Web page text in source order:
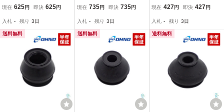
ツ コペン ミラ タント ブ
700S LA710S L350S L37
5S L250S L675S L685S
現在 625円 即決 625円
入札 - 残り 3日
ツ ステップワゴン フィッ
RK1 RK2 RK3 RK4 RG1
GD1 GD2 GD3 GD4 GB1
GB2
現在 735円 即決 735円
入札 - 残り 3日
ドカバー キューブ フィガ
10 Z10 AK11 ANK11 FHK
11 HK11 K10 K11 OHNO
DC-1525
現在 427円 即決 427円
入札 - 残り 3日
送料無料 送料無料 送料無料